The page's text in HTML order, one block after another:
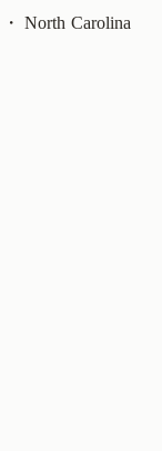
North Carolina